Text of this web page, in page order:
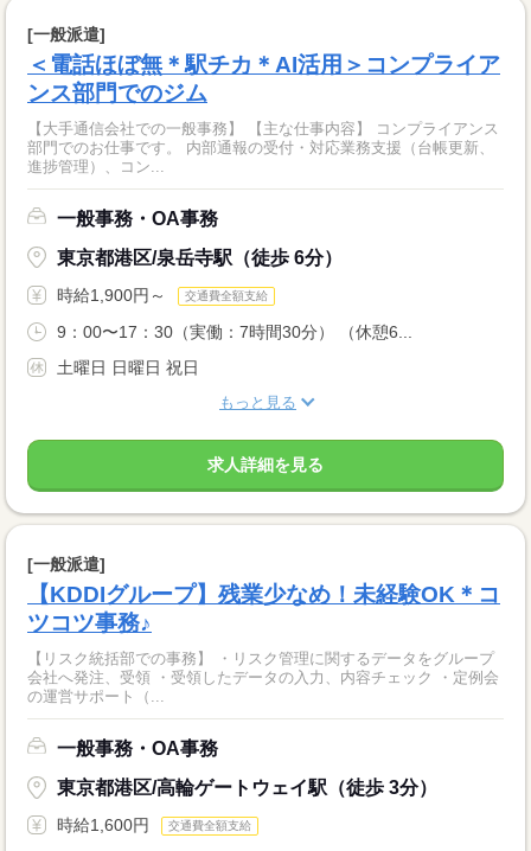
[一般派遣]
＜電話ほぼ無＊駅チカ＊AI活用＞コンプライア
ンス部門でのジム
【大手通信会社での一般事務】 【主な仕事内容】 コンプライアンス
部門でのお仕事です。 内部通報の受付・対応業務支援（台帳更新、
進捗管理）、コン...
一般事務・OA事務
東京都港区/泉岳寺駅（徒歩 6分）
時給1,900円～ 交通費全額支給
9：00〜17：30（実働：7時間30分） （休憩6...
土曜日 日曜日 祝日
もっと見る
求人詳細を見る
[一般派遣]
【KDDIグループ】残業少なめ！未経験OK＊コ
ツコツ事務♪
【リスク統括部での事務】 ・リスク管理に関するデータをグループ
会社へ発注、受領 ・受領したデータの入力、内容チェック ・定例会
の運営サポート（...
一般事務・OA事務
東京都港区/高輪ゲートウェイ駅（徒歩 3分）
時給1,600円 交通費全額支給